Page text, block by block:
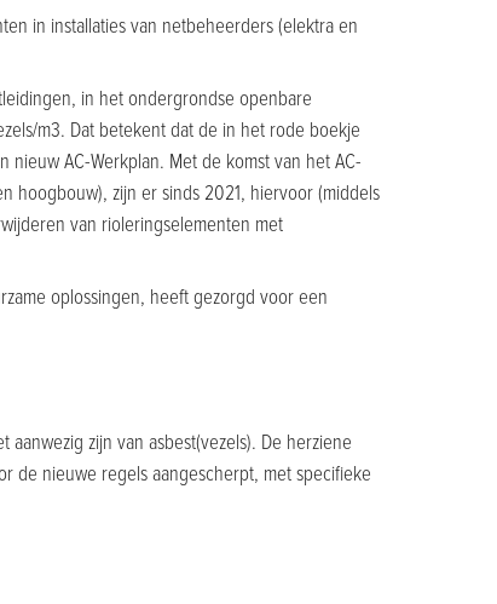
in installaties van netbeheerders (elektra en
in het ondergrondse openbare
m3. Dat betekent dat de in het rode boekje
AC-Werkplan. Met de komst van het AC-
hoogbouw), zijn er sinds 2021, hiervoor (middels
van rioleringselementen met
oplossingen, heeft gezorgd voor een
aanwezig zijn van asbest(vezels). De herziene
de nieuwe regels aangescherpt, met specifieke